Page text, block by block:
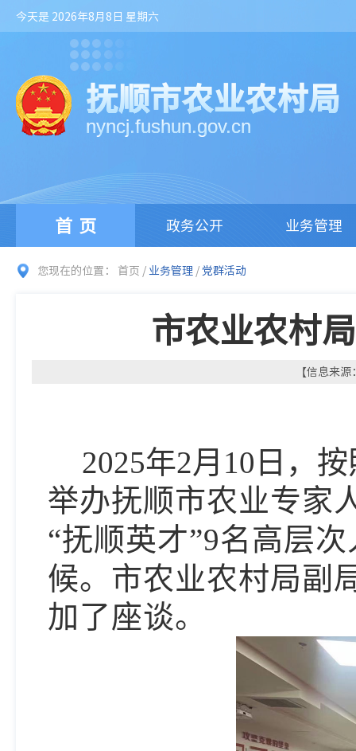
今天是 2026年8月8日 星期六
抚顺市农业农村局
nyncj.fushun.gov.cn
首页 政务公开 业务管理
您现在的位置： 首页 /业务管理 / 党群活动
市农业农村
【信息来
2025年2月10日 ， 按
举办抚顺市农业专家
“抚顺英才”9名高层
候。市农业农村局副
加了座谈。